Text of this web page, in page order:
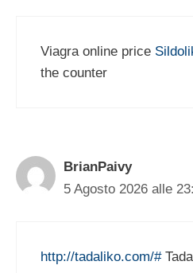
Viagra online price
the counter
BrianPaivy
5 Agosto 2026 alle
http://tadaliko.com/#